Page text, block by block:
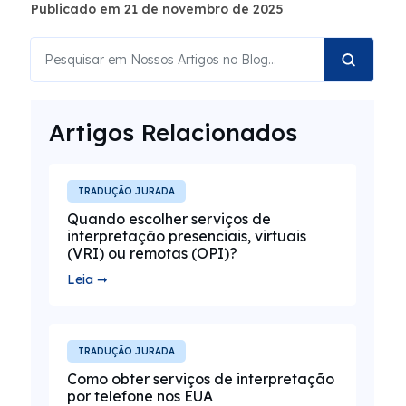
Publicado em 21 de novembro de 2025
Artigos Relacionados
TRADUÇÃO JURADA
Quando escolher serviços de
interpretação presenciais, virtuais
(VRI) ou remotas (OPI)?
Leia ➞
TRADUÇÃO JURADA
Como obter serviços de interpretação
por telefone nos EUA